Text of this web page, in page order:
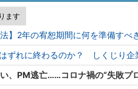
ます
法】2年の宥恕期間に何を準備す
ずれに終わるのか？ しくじり企
、PM逃亡……コロナ禍の“失敗プ